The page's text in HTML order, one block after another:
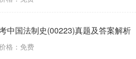
中国法制史(00223)真题及答案解析
格：免费